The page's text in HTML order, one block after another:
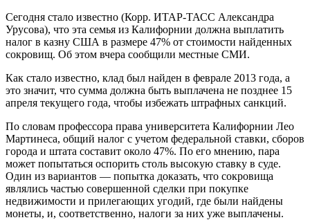
Сегодня стало известно (Корр. ИТАР-ТАСС Александра
Урусова), что эта семья из Калифорнии должна выплатить
налог в казну США в размере 47% от стоимости найденных
сокровищ. Об этом вчера сообщили местные СМИ.
Как стало известно, клад был найден в феврале 2013 года, а
это значит, что сумма должна быть выплачена не позднее 15
апреля текущего года, чтобы избежать штрафных санкций.
По словам профессора права университета Калифорнии Лео
Мартинеса, общий налог с учетом федеральной ставки, сборов
города и штата составит около 47%. По его мнению, пара
может попытаться оспорить столь высокую ставку в суде.
Один из вариантов — попытка доказать, что сокровища
являлись частью совершенной сделки при покупке
недвижимости и прилегающих угодий, где были найдены
монеты, и, соответственно, налоги за них уже выплачены.